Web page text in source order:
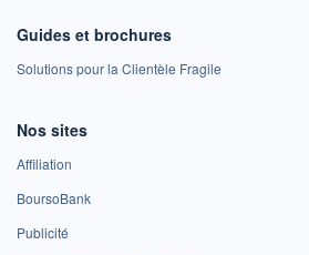
Guides et brochures
Solutions pour la Clientèle Fragile
Nos sites
Affiliation
BoursoBank
Publicité